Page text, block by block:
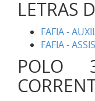
LETRAS
FAFIA -
FAFIA -
POLO